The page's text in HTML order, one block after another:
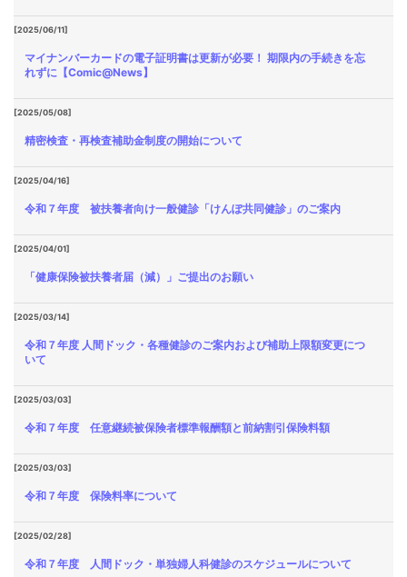
[2025/06/11]
マイナンバーカードの電子証明書は更新が必要！ 期限内の手続きを忘
れずに【Comic@News】
[2025/05/08]
精密検査・再検査補助金制度の開始について
[2025/04/16]
令和７年度 被扶養者向け一般健診「けんぽ共同健診」のご案内
[2025/04/01]
「健康保険被扶養者届（減）」ご提出のお願い
[2025/03/14]
令和７年度 人間ドック・各種健診のご案内および補助上限額変更につ
いて
[2025/03/03]
令和７年度 任意継続被保険者標準報酬額と前納割引保険料額
[2025/03/03]
令和７年度 保険料率について
[2025/02/28]
令和７年度 人間ドック・単独婦人科健診のスケジュールについて